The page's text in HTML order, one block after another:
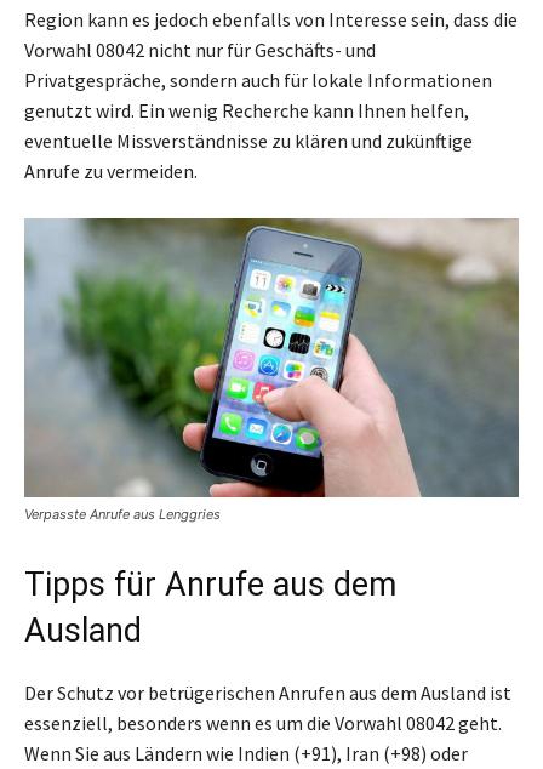
Region kann es jedoch ebenfalls von Interesse sein, dass die
Vorwahl 08042 nicht nur für Geschäfts- und
Privatgespräche, sondern auch für lokale Informationen
genutzt wird. Ein wenig Recherche kann Ihnen helfen,
eventuelle Missverständnisse zu klären und zukünftige
Anrufe zu vermeiden.
Verpasste Anrufe aus Lenggries
Tipps für Anrufe aus dem
Ausland
Der Schutz vor betrügerischen Anrufen aus dem Ausland ist
essenziell, besonders wenn es um die Vorwahl 08042 geht.
Wenn Sie aus Ländern wie Indien (+91), Iran (+98) oder